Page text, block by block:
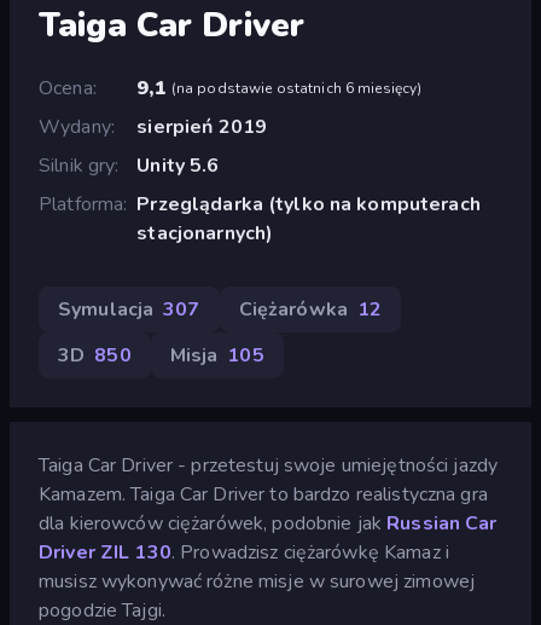
Taiga Car Driver
Ocena 9,1 (na podstawie ostatnich 6 miesięcy)
Wydany
sierpień 2019
Silnik gry
Unity 5.6
Platforma Przeglądarka (tylko na komputerach
stacjonarnych)
Symulacja 307 Ciężarówka 12
3D 850 Misja 105
Taiga Car Driver - przetestuj swoje umiejętności jazdy
Kamazem. Taiga Car Driver to bardzo realistyczna gra
dla kierowców ciężarówek, podobnie jak Russian Car
Driver ZIL 130. Prowadzisz ciężarówkę Kamaz i
musisz wykonywać różne misje w surowej zimowej
pogodzie Tajgi.